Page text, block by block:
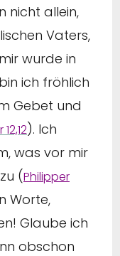
nicht allein,
Vaters,
wurde in
ich fröhlich
Gebet und
). Ich
was vor mir
(Philipper
Worte,
Glaube ich
obschon